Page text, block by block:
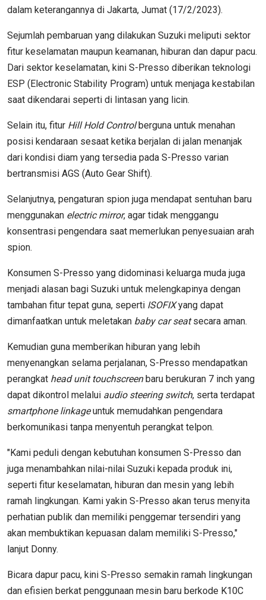
dalam keterangannya di Jakarta, Jumat (17/2/2023).
Sejumlah pembaruan yang dilakukan Suzuki meliputi sektor
fitur keselamatan maupun keamanan, hiburan dan dapur pacu.
Dari sektor keselamatan, kini S-Presso diberikan teknologi
ESP (Electronic Stability Program) untuk menjaga kestabilan
saat dikendarai seperti di lintasan yang licin.
Selain itu, fitur Hill Hold Controlberguna untuk menahan
posisi kendaraan sesaat ketika berjalan di jalan menanjak
dari kondisi diam yang tersedia pada S-Presso varian
bertransmisi AGS (Auto Gear Shift).
Selanjutnya, pengaturan spion juga mendapat sentuhan baru
menggunakan electric mirror, agar tidak menggangu
konsentrasi pengendara saat memerlukan penyesuaian arah
spion.
Konsumen S-Presso yang didominasi keluarga muda juga
menjadi alasan bagi Suzuki untuk melengkapinya dengan
tambahan fitur tepat guna, seperti ISOFIXyang dapat
dimanfaatkan untuk meletakan baby car seatsecara aman.
Kemudian guna memberikan hiburan yang lebih
menyenangkan selama perjalanan, S-Presso mendapatkan
perangkat head unit touchscreenbaru berukuran 7 inch yang
dapat dikontrol melalui audio steering switch, serta terdapat
smartphone linkageuntuk memudahkan pengendara
berkomunikasi tanpa menyentuh perangkat telpon.
"Kami peduli dengan kebutuhan konsumen S-Presso dan
juga menambahkan nilai-nilai Suzuki kepada produk ini,
seperti fitur keselamatan, hiburan dan mesin yang lebih
ramah lingkungan. Kami yakin S-Presso akan terus menyita
perhatian publik dan memiliki penggemar tersendiri yang
akan membuktikan kepuasan dalam memiliki S-Presso,"
lanjut Donny.
Bicara dapur pacu, kini S-Presso semakin ramah lingkungan
dan efisien berkat penggunaan mesin baru berkode K10C